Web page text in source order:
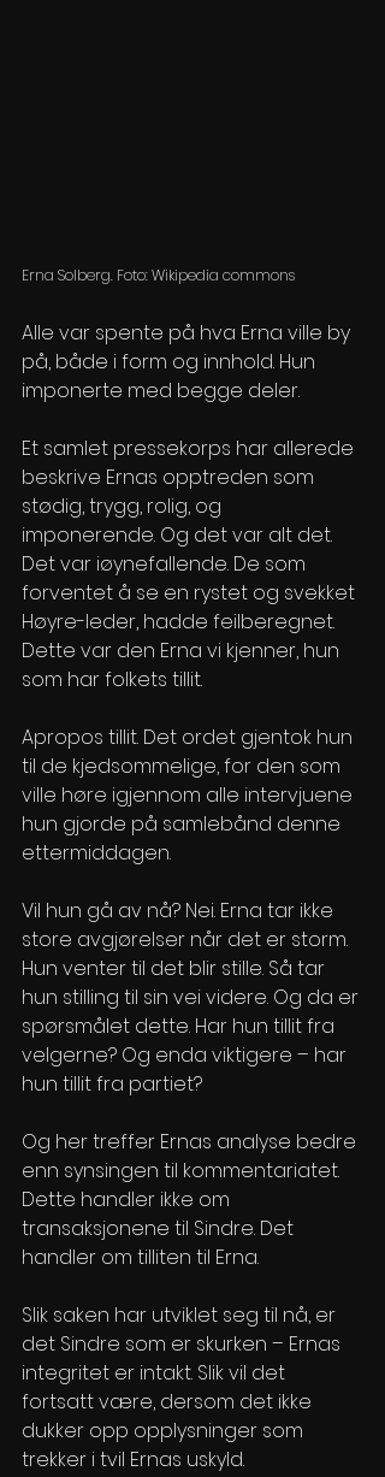
Erna Solberg. Foto: Wikipedia commons
Alle var spente på hva Erna ville by
på, både i form og innhold. Hun
imponerte med begge deler.
Et samlet pressekorps har allerede
beskrive Ernas opptreden som
stødig, trygg, rolig, og
imponerende. Og det var alt det.
Det var iøynefallende. De som
forventet å se en rystet og svekket
Høyre-leder, hadde feilberegnet.
Dette var den Erna vi kjenner, hun
som har folkets tillit.
Apropos tillit. Det ordet gjentok hun
til de kjedsommelige, for den som
ville høre igjennom alle intervjuene
hun gjorde på samlebånd denne
ettermiddagen.
Vil hun gå av nå? Nei. Erna tar ikke
store avgjørelser når det er storm.
Hun venter til det blir stille. Så tar
hun stilling til sin vei videre. Og da er
spørsmålet dette. Har hun tillit fra
velgerne? Og enda viktigere – har
hun tillit fra partiet?
Og her treffer Ernas analyse bedre
enn synsingen til kommentariatet.
Dette handler ikke om
transaksjonene til Sindre. Det
handler om tilliten til Erna.
Slik saken har utviklet seg til nå, er
det Sindre som er skurken – Ernas
integritet er intakt. Slik vil det
fortsatt være, dersom det ikke
dukker opp opplysninger som
trekker i tvil Ernas uskyld.